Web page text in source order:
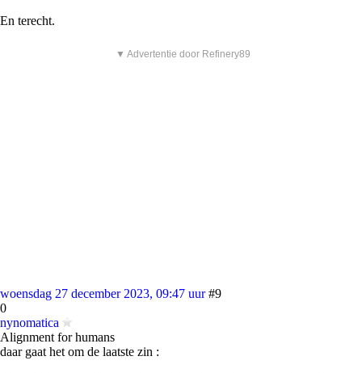
En terecht.
▼ Advertentie door Refinery89
woensdag 27 december 2023, 09:47 uur #9
0
nynomatica
Alignment for humans
daar gaat het om de laatste zin :